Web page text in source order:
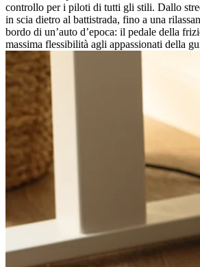
controllo per i piloti di tutti gli stili. Dallo
in scia dietro al battistrada, fino a una
bordo di un’auto d’epoca: il pedale della
massima flessibilità agli appassionati della